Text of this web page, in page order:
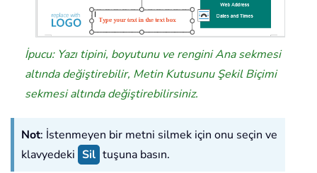
İpucu: Yazı tipini, boyutunu ve rengini Ana sekmesi
altında değiştirebilir, Metin Kutusunu Şekil Biçimi
sekmesi altında değiştirebilirsiniz.
Not: İstenmeyen bir metni silmek için onu seçin ve
klavyedeki Sil tuşuna basın.